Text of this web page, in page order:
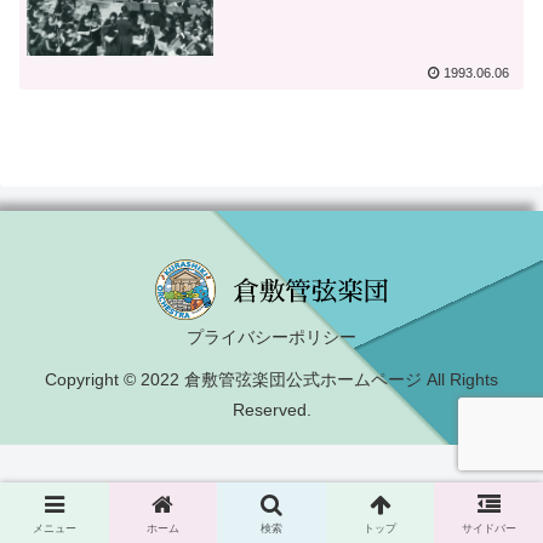
1993.06.06
プライバシーポリシー
Copyright © 2022 倉敷管弦楽団公式ホームページ All Rights
Reserved.
メニュー ホーム 検索 トップ サイドバー